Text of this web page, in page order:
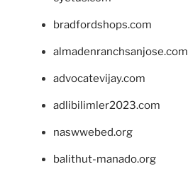
bradfordshops.com
almadenranchsanjose.com
advocatevijay.com
adlibilimler2023.com
naswwebed.org
balithut-manado.org